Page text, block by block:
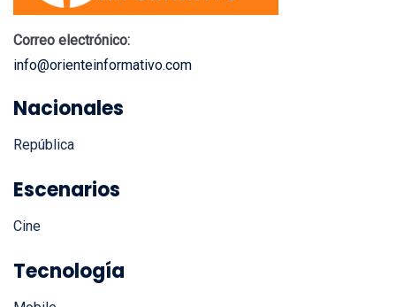
Correo electrónico:
info@orienteinformativo.com
Nacionales
República
Escenarios
Cine
Tecnología